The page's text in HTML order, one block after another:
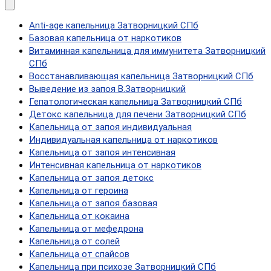
Anti-age капельница Затворницкий СПб
Базовая капельница от наркотиков
Витаминная капельница для иммунитета Затворницкий
СПб
Восстанавливающая капельница Затворницкий СПб
Выведение из запоя В.Затворницкий
Гепатологическая капельница Затворницкий СПб
Детокс капельница для печени Затворницкий СПб
Капельница от запоя индивидуальная
Индивидуальная капельница от наркотиков
Капельница от запоя интенсивная
Интенсивная капельница от наркотиков
Капельница от запоя детокс
Капельница от героина
Капельница от запоя базовая
Капельница от кокаина
Капельница от мефедрона
Капельница от солей
Капельница от спайсов
Капельница при психозе Затворницкий СПб